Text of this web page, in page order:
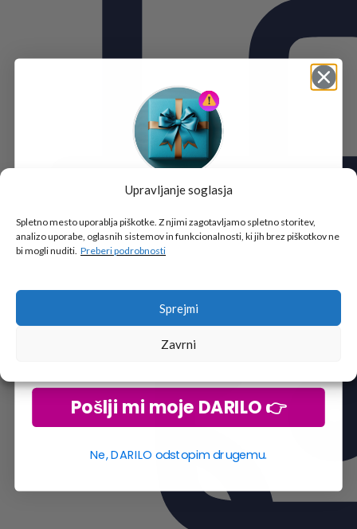
Upravljanje soglasja
Spletno mesto uporablja piškotke. Z njimi zagotavljamo spletno storitev,
analizo uporabe, oglasnih sistemov in funkcionalnosti, ki jih brez piškotkov ne
bi mogli nuditi. Preberi podrobnosti
Sprejmi
Zavrni
Tukaj je!
🎁 DARILO
Vpiši podatke za prejem darila
Pošlji mi moje DARILO 👉
Ne, DARILO odstopim drugemu.